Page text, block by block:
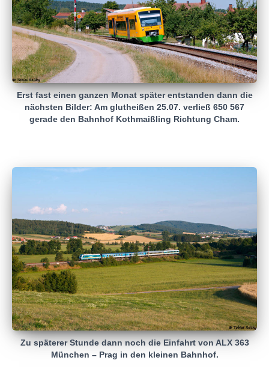
Erst fast einen ganzen Monat später entstanden dann die
nächsten Bilder: Am glutheißen 25.07. verließ 650 567
gerade den Bahnhof Kothmaißling Richtung Cham.
Zu späterer Stunde dann noch die Einfahrt von ALX 363
München – Prag in den kleinen Bahnhof.